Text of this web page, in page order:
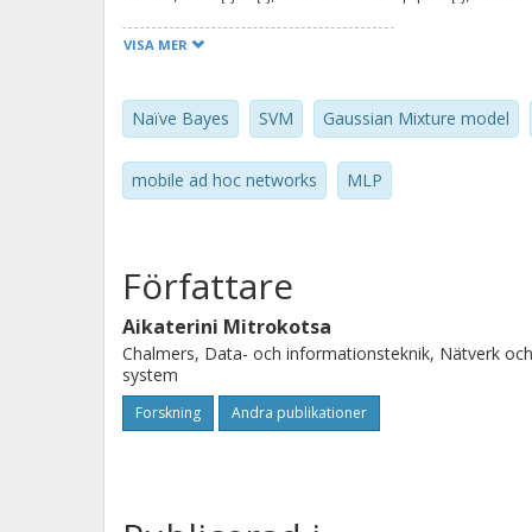
Support Vector Machines exhibit
and that Packet Dropping is the
VISA MER
Naïve Bayes SVM Gaussian Mixture model
mobile ad hoc networks MLP
Författare
Aikaterini Mitrokotsa
Chalmers, Data- och informationsteknik, Nätverk och
system
Forskning Andra publikationer